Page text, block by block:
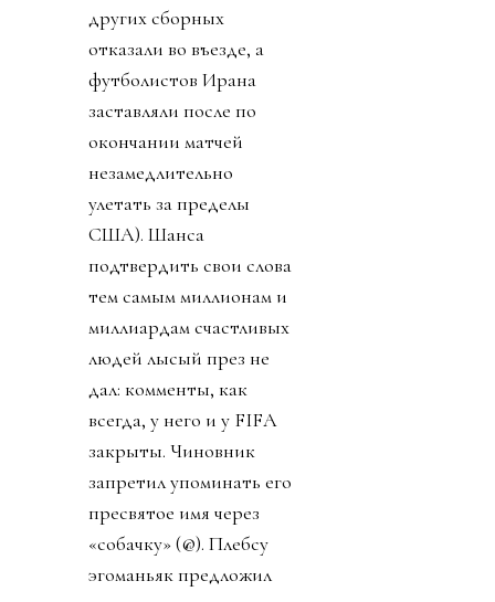
других сборных
отказали во въезде, а
футболистов Ирана
заставляли после по
окончании матчей
незамедлительно
улетать за пределы
США). Шанса
подтвердить свои слова
тем самым миллионам и
миллиардам счастливых
людей лысый през не
дал: комменты, как
всегда, у него и у FIFA
закрыты. Чиновник
запретил упоминать его
пресвятое имя через
«собачку» (@). Плебсу
эгоманьяк предложил